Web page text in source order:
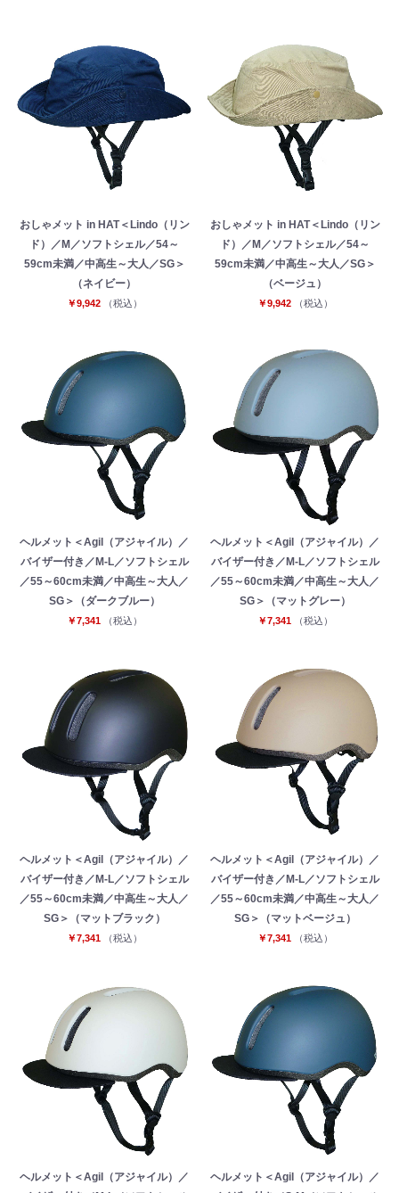
おしゃメット in HAT＜Lindo（リン
ド）／M／ソフトシェル／54～
59cm未満／中高生～大人／SG＞
（ネイビー）
￥9,942 （税込）
おしゃメット in HAT＜Lindo（リン
ド）／M／ソフトシェル／54～
59cm未満／中高生～大人／SG＞
（ベージュ）
￥9,942 （税込）
ヘルメット＜Agil（アジャイル）／
バイザー付き／M-L／ソフトシェル
／55～60cm未満／中高生～大人／
SG＞（ダークブルー）
￥7,341 （税込）
ヘルメット＜Agil（アジャイル）／
バイザー付き／M-L／ソフトシェル
／55～60cm未満／中高生～大人／
SG＞（マットグレー）
￥7,341 （税込）
ヘルメット＜Agil（アジャイル）／
バイザー付き／M-L／ソフトシェル
／55～60cm未満／中高生～大人／
SG＞（マットブラック）
￥7,341 （税込）
ヘルメット＜Agil（アジャイル）／
バイザー付き／M-L／ソフトシェル
／55～60cm未満／中高生～大人／
SG＞（マットベージュ）
￥7,341 （税込）
ヘルメット＜Agil（アジャイル）／
ヘルメット＜Agil（アジャイル）／